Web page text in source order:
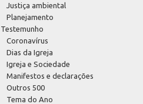
Justiça ambiental
Planejamento
Testemunho
Coronavírus
Dias da Igreja
Igreja e Sociedade
Manifestos e declarações
Outros 500
Tema do Ano